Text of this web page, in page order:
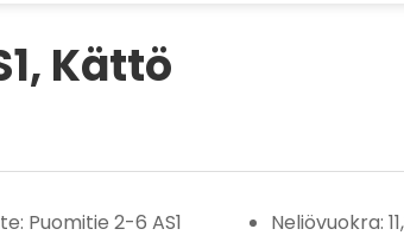
Kättö
Puomitie 2-6 AS1
Neliövuokra: